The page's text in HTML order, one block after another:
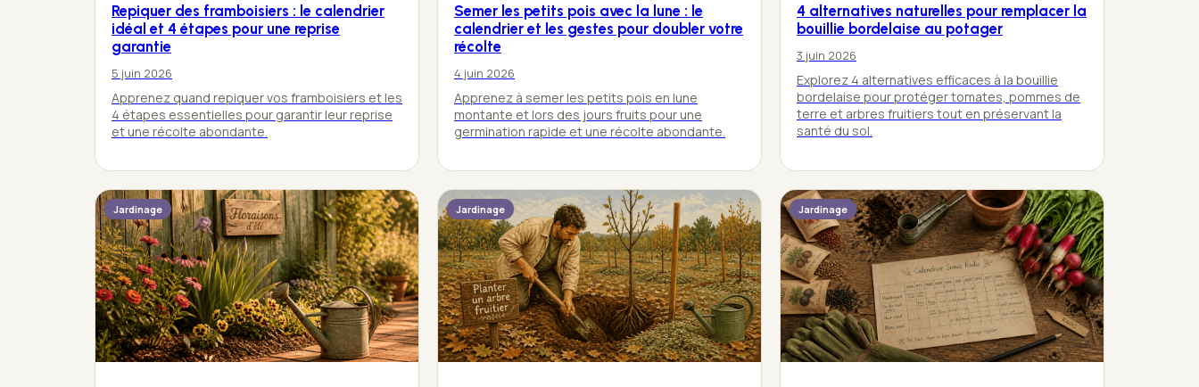
Repiquer des framboisiers : le calendrier
idéal et 4 étapes pour une reprise
garantie
5 juin 2026
Apprenez quand repiquer vos framboisiers et les
4 étapes essentielles pour garantir leur reprise
et une récolte abondante.
Semer les petits pois avec la lune : le
calendrier et les gestes pour doubler votre
récolte
4 juin 2026
Apprenez à semer les petits pois en lune
montante et lors des jours fruits pour une
germination rapide et une récolte abondante.
4 alternatives naturelles pour remplacer la
bouillie bordelaise au potager
3 juin 2026
Explorez 4 alternatives efficaces à la bouillie
bordelaise pour protéger tomates, pommes de
terre et arbres fruitiers tout en préservant la
santé du sol.
Jardinage Jardinage Jardinage